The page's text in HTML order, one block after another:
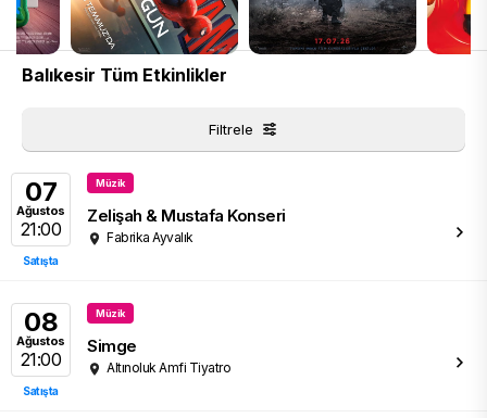
Balıkesir Tüm Etkinlikler
Filtrele
07
Ağustos
21:00
Satışta
Müzik
Zelişah & Mustafa Konseri
Fabrika Ayvalık
08
Ağustos
21:00
Satışta
Müzik
Simge
Altınoluk Amfi Tiyatro